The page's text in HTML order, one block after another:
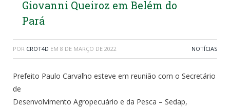
Giovanni Queiroz em Belém do
Pará
POR CROT4D EM 8 DE MARÇO DE 2022 NOTÍCIAS
Prefeito Paulo Carvalho esteve em reunião com o Secretário
de
Desenvolvimento Agropecuário e da Pesca – Sedap,